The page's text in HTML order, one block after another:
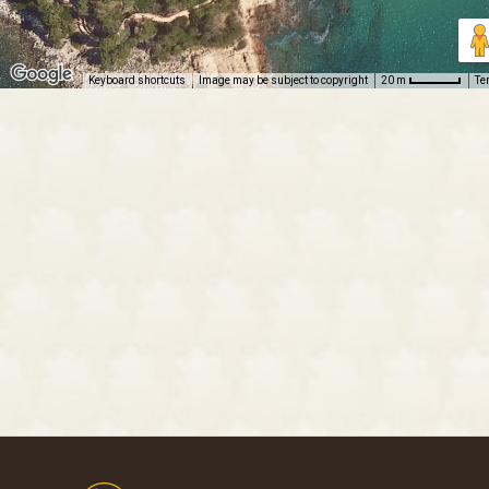
Keyboard shortcuts Image may be subject to copyright 20 m